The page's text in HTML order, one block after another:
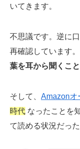
いてきます。
不思議です。逆に
再確認しています
葉を耳から聞くこと
そして、 Amazonオ
時代 なったことを
て読める状況だっ